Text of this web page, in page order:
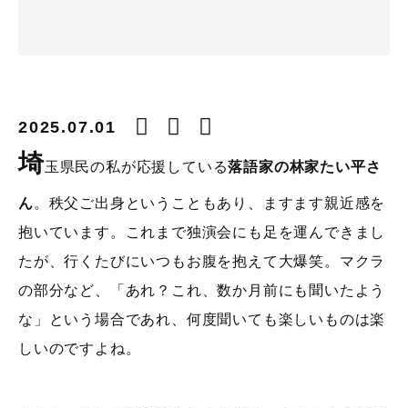
2025.07.01
埼玉県民の私が応援している落語家の林家たい平さ
ん。秩父ご出身ということもあり、ますます親近感を
抱いています。これまで独演会にも足を運んできまし
たが、行くたびにいつもお腹を抱えて大爆笑。マクラ
の部分など、「あれ？これ、数か月前にも聞いたよう
な」という場合であれ、何度聞いても楽しいものは楽
しいのですよね。